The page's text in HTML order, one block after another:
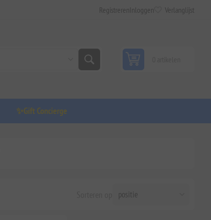
Registreren Inloggen Verlanglijst
✨Gift Concierge